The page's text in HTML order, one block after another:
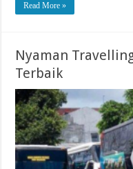
Read More »
Nyaman
Terbaik